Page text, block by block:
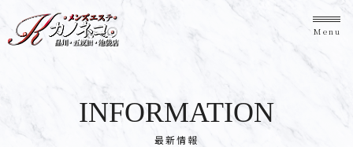
Menu
最新情報
INFORMATION